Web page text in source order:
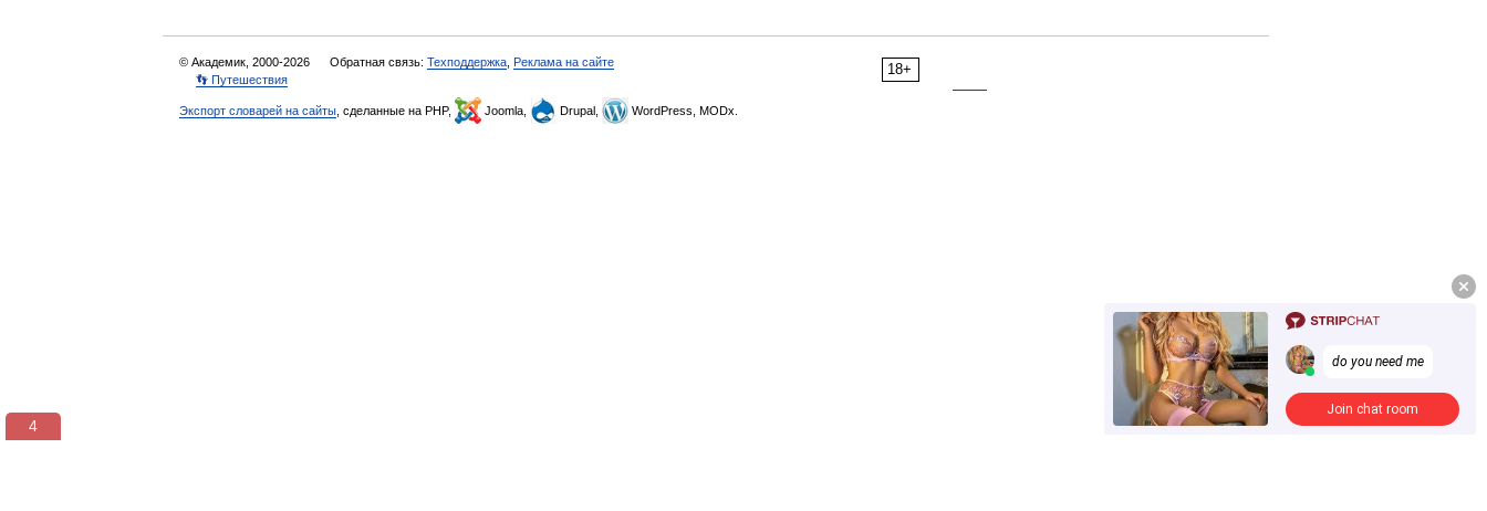
18+
© Академик, 2000-2026 Обратная связь: Техподдержка Реклама на сайте
👣 Путешествия
Экспорт словарей на сайты , сделанные на PHP, Joomla, Drupal, WordPress, MODx.
3